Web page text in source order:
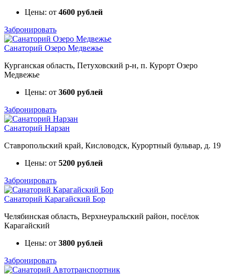
Цены: от 4600 рублей
Забронировать
Санаторий Озеро Медвежье
Курганская область, Петуховский р-н, п. Курорт Озеро
Медвежье
Цены: от 3600 рублей
Забронировать
Санаторий Нарзан
Ставропольский край, Кисловодск, Курортный бульвар, д. 19
Цены: от 5200 рублей
Забронировать
Санаторий Карагайский Бор
Челябинская область, Верхнеуральский район, посёлок
Карагайский
Цены: от 3800 рублей
Забронировать